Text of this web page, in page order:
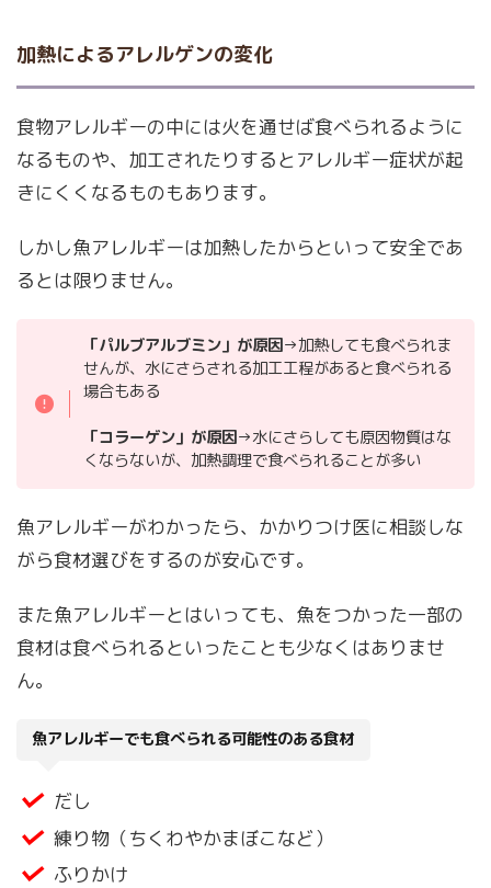
加熱によるアレルゲンの変化
食物アレルギーの中には火を通せば食べられるように
なるものや、加工されたりするとアレルギー症状が起
きにくくなるものもあります。
しかし魚アレルギーは加熱したからといって安全であ
るとは限りません。
「パルブアルブミン」が原因→加熱しても食べられま
せんが、水にさらされる加工工程があると食べられる
場合もある
「コラーゲン」が原因→水にさらしても原因物質はな
くならないが、加熱調理で食べられることが多い
魚アレルギーがわかったら、かかりつけ医に相談しな
がら食材選びをするのが安心です。
また魚アレルギーとはいっても、魚をつかった一部の
食材は食べられるといったことも少なくはありませ
ん。
魚アレルギーでも食べられる可能性のある食材
だし
練り物（ちくわやかまぼこなど）
ふりかけ